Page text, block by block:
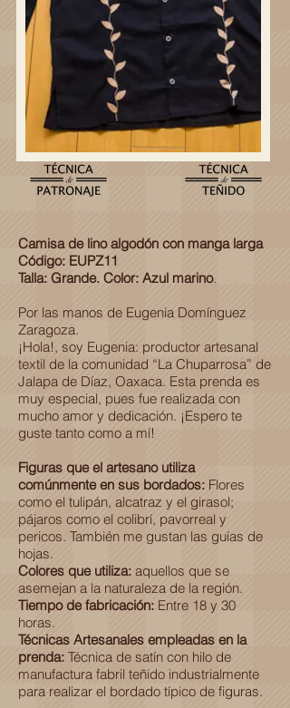
Camisa de lino algodón con manga larga
Código: EUPZ11
Talla: Grande. Color: Azul marino.
Por las manos de Eugenia Domínguez
Zaragoza.
¡Hola!, soy Eugenia: productor artesanal
textil de la comunidad “La Chuparrosa” de
Jalapa de Díaz, Oaxaca. Esta prenda es
muy especial, pues fue realizada con
mucho amor y dedicación. ¡Espero te
guste tanto como a mí!
Figuras que el artesano utiliza
comúnmente en sus bordados: Flores
como el tulipán, alcatraz y el girasol;
pájaros como el colibrí, pavorreal y
pericos. También me gustan las guías de
hojas.
Colores que utiliza: aquellos que se
asemejan a la naturaleza de la región.
Tiempo de fabricación: Entre 18 y 30
horas.
Técnicas Artesanales empleadas en la
prenda: Técnica de satín con hilo de
manufactura fabril teñido industrialmente
para realizar el bordado típico de figuras.